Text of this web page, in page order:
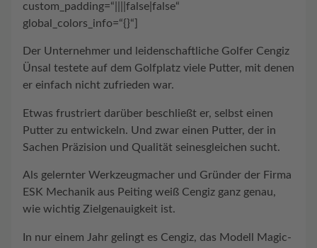
custom_padding=“||||false|false“
global_colors_info=“{}“]
Der Unternehmer und leidenschaftliche Golfer Cengiz
Ünsal testete auf dem Golfplatz viele Putter, mit denen
er einfach nicht zufrieden war.
Etwas frustriert darüber beschließt er, selbst einen
Putter zu entwickeln. Und zwar einen Putter, der in
Sachen Präzision und Qualität seinesgleichen sucht.
Als gelernter Werkzeugmacher und Gründer der Firma
ESK Mechanik aus Peiting weiß Cengiz ganz genau,
wie wichtig Zielgenauigkeit ist.
In nur einem Jahr gelingt es Cengiz, das Modell Magic-